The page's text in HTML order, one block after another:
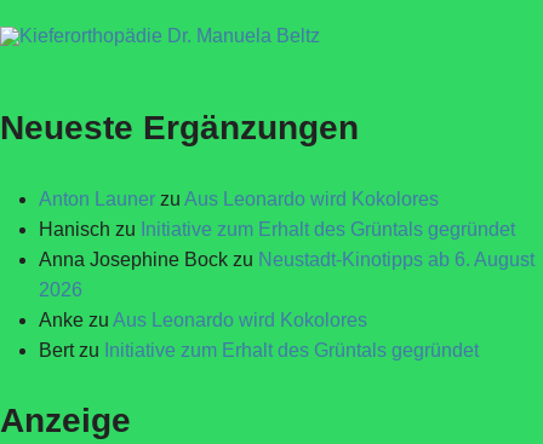
Neueste Ergänzungen
Anton Launer zu Aus Leonardo wird Kokolores
Hanisch zu Initiative zum Erhalt des Grüntals gegründet
Anna Josephine Bock zu Neustadt-Kinotipps ab 6. August
2026
Anke zu Aus Leonardo wird Kokolores
Bertzu Initiative zum Erhalt des Grüntals gegründet
Anzeige